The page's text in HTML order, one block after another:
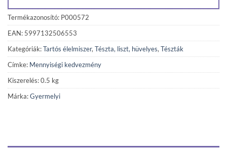
Termékazonosító: P000572
EAN: 5997132506553
Kategóriák:Tartós élelmiszer, Tészta, liszt, hüvelyes, Tészták
Címke: Mennyiségi kedvezmény
Kiszerelés: 0.5 kg
Márka:Gyermelyi